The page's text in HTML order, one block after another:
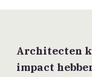
Architecten
impact